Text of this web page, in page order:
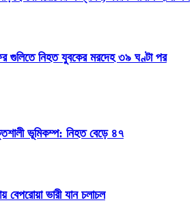
গুলিতে নিহত যুবকের মরদেহ ৩৯ ঘণ্টা পর
ভূমিকম্প: নিহত বেড়ে ৪৭
বেপরোয়া ভারী যান চলাচল